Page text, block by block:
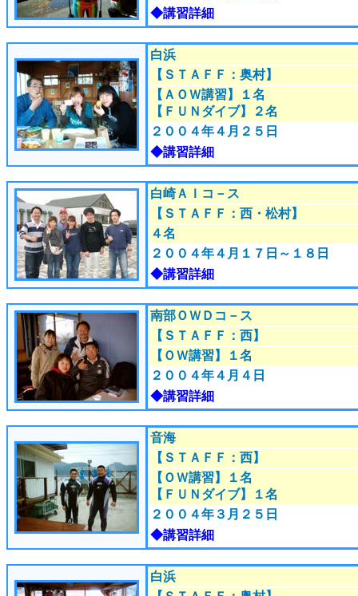
◆講習詳細
白浜
【ＳＴＡＦＦ：奥村】
【ＡＯＷ講習】１名
【ＦＵＮダイブ】２名
２００４年４月２５日
◆講習詳細
白崎ＡＩコ－ス
【ＳＴＡＦＦ：西・松村】
４名
２００４年４月１７日～１８日
◆講習詳細
南部ＯＷＤコ－ス
【ＳＴＡＦＦ：西】
【ＯＷ講習】１名
２００４年４月４日
◆講習詳細
音海
【ＳＴＡＦＦ：西】
【ＯＷ講習】１名
【ＦＵＮダイブ】１名
２００４年３月２５日
◆講習詳細
白浜